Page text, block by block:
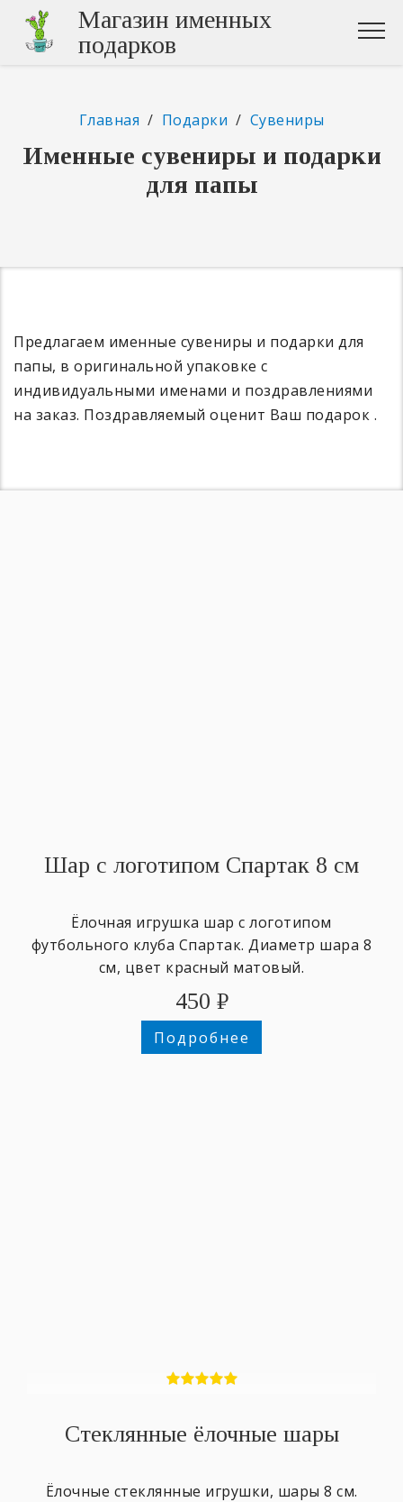
Магазин именных
подарков
Главная / Подарки / Сувениры
Именные сувениры и подарки
для папы
Предлагаем именные сувениры и подарки для
папы, в оригинальной упаковке с
индивидуальными именами и поздравлениями
на заказ. Поздравляемый оценит Ваш подарок .
Шар с логотипом Спартак 8 см
Ёлочная игрушка шар с логотипом
футбольного клуба Спартак. Диаметр шара 8
см, цвет красный матовый.
450 ₽
Подробнее
Стеклянные ёлочные шары
Ёлочные стеклянные игрушки, шары 8 см.